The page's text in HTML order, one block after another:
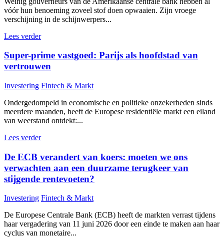
vóór hun benoeming zoveel stof doen opwaaien. Zijn vroege
verschijning in de schijnwerpers...
Lees verder
Super-prime vastgoed: Parijs als hoofdstad van
vertrouwen
Investering Fintech & Markt
Ondergedompeld in economische en politieke onzekerheden sinds
meerdere maanden, heeft de Europese residentiële markt een eiland
van weerstand ontdekt:...
Lees verder
De ECB verandert van koers: moeten we ons
verwachten aan een duurzame terugkeer van
stijgende rentevoeten?
Investering Fintech & Markt
De Europese Centrale Bank (ECB) heeft de markten verrast tijdens
haar vergadering van 11 juni 2026 door een einde te maken aan haar
cyclus van monetaire...